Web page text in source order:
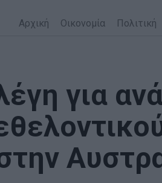
Αρχική Οικονομία Πολιτική
για